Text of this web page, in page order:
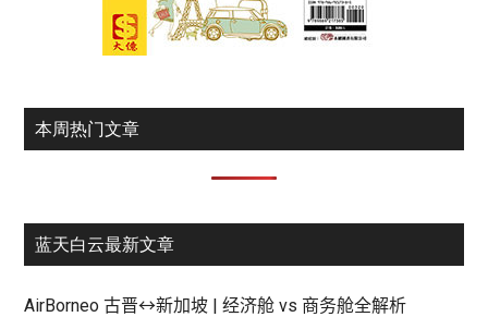
本周热门文章
蓝天白云最新文章
AirBorneo 古晋↔新加坡 | 经济舱 vs 商务舱全解析